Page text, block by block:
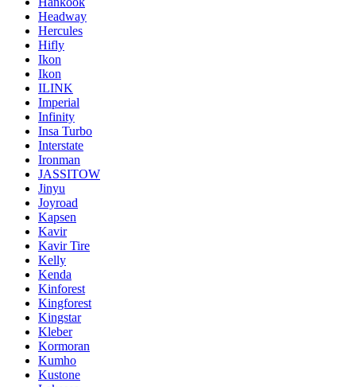
Headway
Hercules
Hifly
Ikon
Ikon
ILINK
Imperial
Infinity
Insa Turbo
Interstate
Ironman
JASSITOW
Jinyu
Joyroad
Kapsen
Kavir
Kavir Tire
Kelly
Kenda
Kinforest
Kingforest
Kingstar
Kleber
Kormoran
Kumho
Kustone